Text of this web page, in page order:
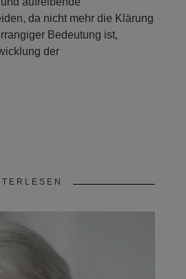
da nicht mehr die Klärung
Bedeutung ist,
der